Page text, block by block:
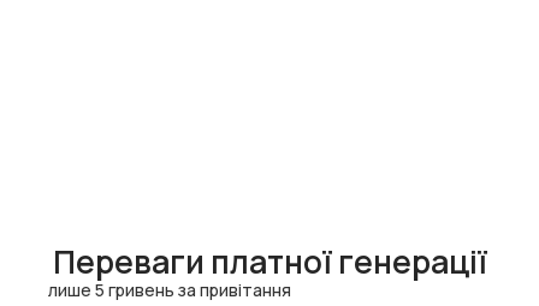
Переваги платної генерації
лише 5 гривень за привітання